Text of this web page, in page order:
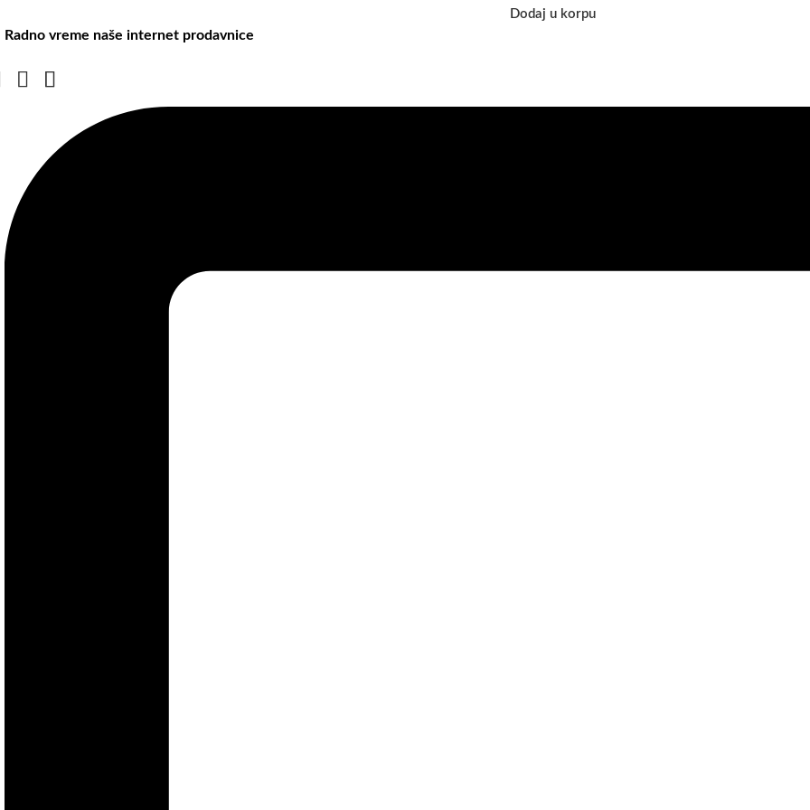
Dodaj u korpu
Radno vreme naše internet prodavnice
Naše radno vreme je svih 7 dana u nedelji od 00-24h. U tom periodu možete vršiti porudžbine putem sajta, dok nas na telefone možete